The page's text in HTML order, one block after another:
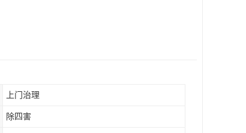
上门治理
除四害